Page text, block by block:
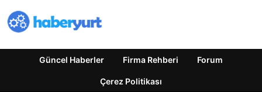
Güncel Haberler Firma Rehberi Forum
Çerez Politikası